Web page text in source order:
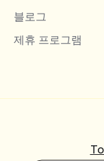
블로그
제휴 프로그램